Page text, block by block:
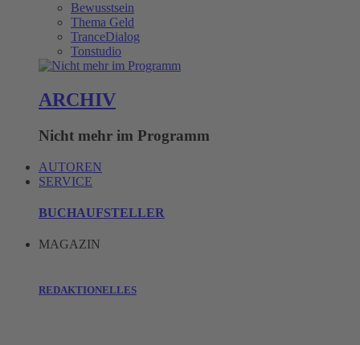
Bewusstsein
Thema Geld
TranceDialog
Tonstudio
ARCHIV
Nicht mehr im Programm
AUTOREN
SERVICE
BUCHAUFSTELLER
MAGAZIN
REDAKTIONELLES